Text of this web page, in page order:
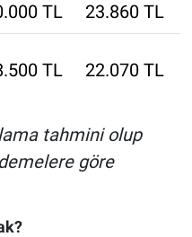
TL 23.860 TL
TL 22.070 TL
tahmini olup
göre